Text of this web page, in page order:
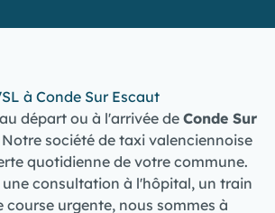
à Conde Sur Escaut
départ ou à l'arrivée de Conde Sur
Notre société de taxi valenciennoise
quotidienne de votre commune.
consultation à l'hôpital, un train
course urgente, nous sommes à